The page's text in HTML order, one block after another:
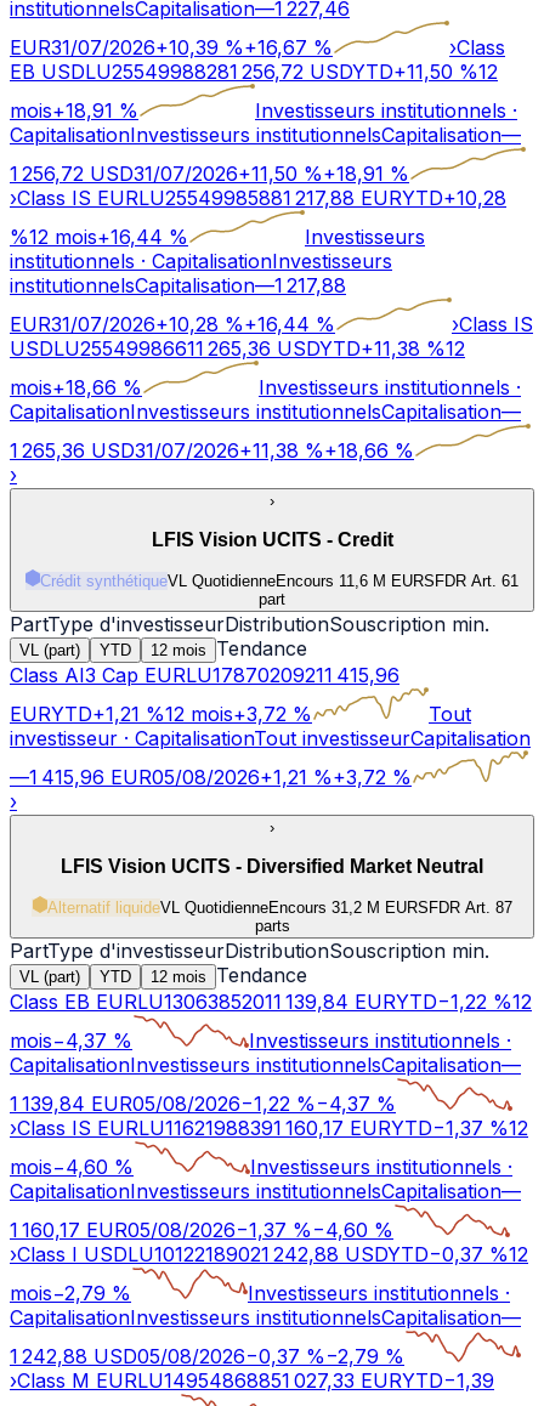
institutionnelsCapitalisation—1 227,46
EUR31/07/2026+10,39 %+16,67 % ›Class
EB USDLU25549988281 256,72 USDYTD+11,50 %12
mois+18,91 % Investisseurs institutionnels ·
CapitalisationInvestisseurs institutionnelsCapitalisation—
1 256,72 USD31/07/2026+11,50 %+18,91 %
›Class IS EURLU25549985881 217,88 EURYTD+10,28
%12 mois+16,44 %
Investisseurs
institutionnels · CapitalisationInvestisseurs
institutionnelsCapitalisation—1 217,88
EUR31/07/2026+10,28 %+16,44 % ›Class IS
USDLU25549986611 265,36 USDYTD+11,38 %12
mois+18,66 % Investisseurs institutionnels ·
CapitalisationInvestisseurs institutionnelsCapitalisation—
1 265,36 USD31/07/2026+11,38 %+18,66 %
›
›
LFIS Vision UCITS - Credit
Crédit synthétiqueVL QuotidienneEncours 11,6 M EURSFDR Art.61
part
PartType d'investisseurDistributionSouscription min.
VL (part) YTD 12 mois
Tendance
Class AI3 Cap EURLU17870209211 415,96
EURYTD+1,21 %12 mois+3,72 %
Tout
investisseur · CapitalisationTout investisseurCapitalisation
—1 415,96 EUR05/08/2026+1,21 %+3,72 %
›
›
LFIS Vision UCITS - Diversified Market Neutral
Alternatif liquideVL QuotidienneEncours 31,2 M EURSFDR Art. 87
parts
PartType d'investisseurDistributionSouscription min.
VL (part) YTD 12 mois
Tendance
Class EB EURLU13063852011 139,84 EURYTD−1,22 %12
mois−4,37 % Investisseurs institutionnels ·
CapitalisationInvestisseurs institutionnelsCapitalisation—
1 139,84 EUR05/08/2026−1,22 % −4,37 %
›Class IS EURLU11621988391 160,17 EURYTD−1,37 %12
mois−4,60 % Investisseurs institutionnels ·
CapitalisationInvestisseurs institutionnelsCapitalisation—
1 160,17 EUR05/08/2026−1,37 % −4,60 %
›Class I USDLU10122189021 242,88 USDYTD−0,37 %12
mois−2,79 % Investisseurs institutionnels ·
CapitalisationInvestisseurs institutionnelsCapitalisation—
1 242,88 USD05/08/2026−0,37 % −2,79 %
›Class M EURLU14954868851 027,33 EURYTD−1,39